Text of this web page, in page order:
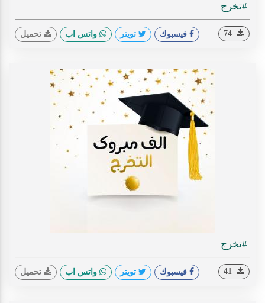
#تخرج
فيسبوك تويتر واتس اب تحميل
#تخرج
فيسبوك تويتر واتس اب تحميل